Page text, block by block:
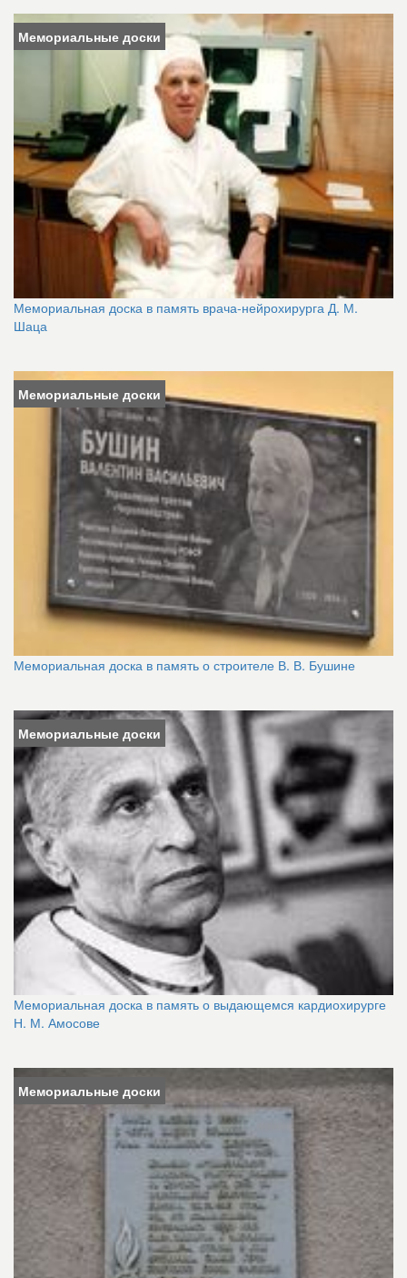
Мемориальные доски
Мемориальная доска в память врача-нейрохирурга Д. М.
Шаца
Мемориальные доски
Мемориальная доска в память о строителе В. В. Бушине
Мемориальные доски
Мемориальная доска в память о выдающемся кардиохирурге
Н. М. Амосове
Мемориальные доски